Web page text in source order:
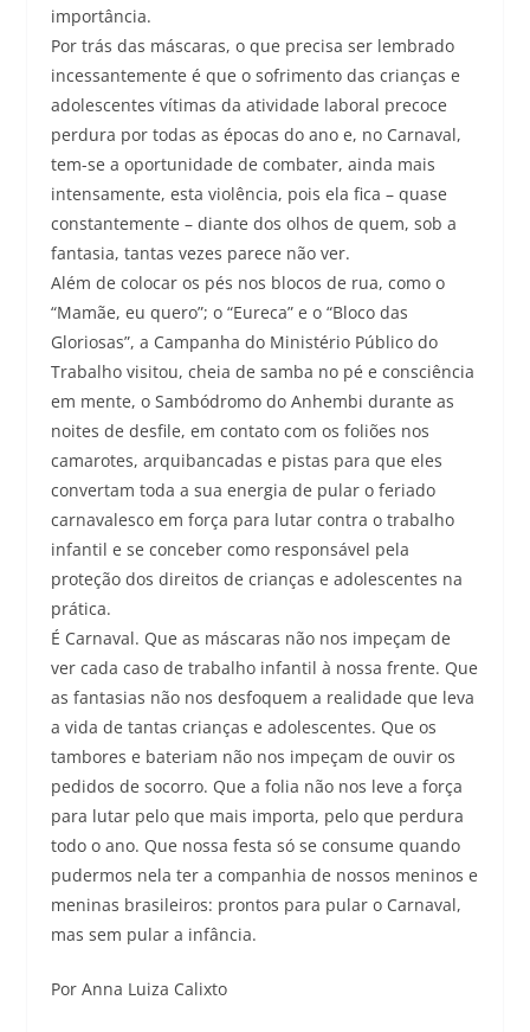
importância.
Por trás das máscaras, o que precisa ser lembrado
incessantemente é que o sofrimento das crianças e
adolescentes vítimas da atividade laboral precoce
perdura por todas as épocas do ano e, no Carnaval,
tem-se a oportunidade de combater, ainda mais
intensamente, esta violência, pois ela fica – quase
constantemente – diante dos olhos de quem, sob a
fantasia, tantas vezes parece não ver.
Além de colocar os pés nos blocos de rua, como o
“Mamãe, eu quero”; o “Eureca” e o “Bloco das
Gloriosas”, a Campanha do Ministério Público do
Trabalho visitou, cheia de samba no pé e consciência
em mente, o Sambódromo do Anhembi durante as
noites de desfile, em contato com os foliões nos
camarotes, arquibancadas e pistas para que eles
convertam toda a sua energia de pular o feriado
carnavalesco em força para lutar contra o trabalho
infantil e se conceber como responsável pela
proteção dos direitos de crianças e adolescentes na
prática.
É Carnaval. Que as máscaras não nos impeçam de
ver cada caso de trabalho infantil à nossa frente. Que
as fantasias não nos desfoquem a realidade que leva
a vida de tantas crianças e adolescentes. Que os
tambores e bateriam não nos impeçam de ouvir os
pedidos de socorro. Que a folia não nos leve a força
para lutar pelo que mais importa, pelo que perdura
todo o ano. Que nossa festa só se consume quando
pudermos nela ter a companhia de nossos meninos e
meninas brasileiros: prontos para pular o Carnaval,
mas sem pular a infância.
Por Anna Luiza Calixto